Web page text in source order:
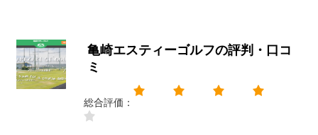
亀崎エスティーゴルフの評判・口コ
ミ
総合評価：